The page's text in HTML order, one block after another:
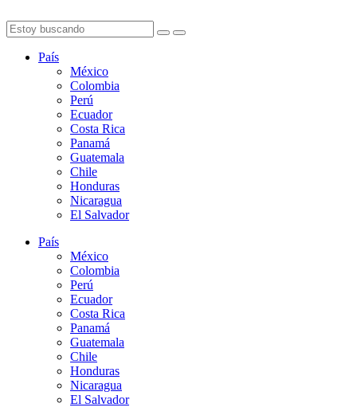
País
México
Colombia
Perú
Ecuador
Costa Rica
Panamá
Guatemala
Chile
Honduras
Nicaragua
El Salvador
País
México
Colombia
Perú
Ecuador
Costa Rica
Panamá
Guatemala
Chile
Honduras
Nicaragua
El Salvador